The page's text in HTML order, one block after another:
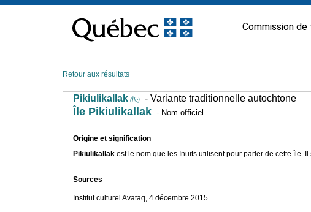
contenu
Commission
Retour aux résultats
Pikiulikallak (Île) - Variante traditionnelle autochtone
Île Pikiulikallak - Nom officiel
Origine et signification
Pikiulikallak est le nom que les Inuits utilisent pour parler de cette île.
Sources
Institut culturel Avataq, 4 décembre 2015.